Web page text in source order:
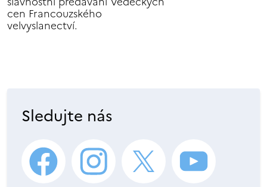
cen Francouzského
velvyslanectví.
Sledujte nás